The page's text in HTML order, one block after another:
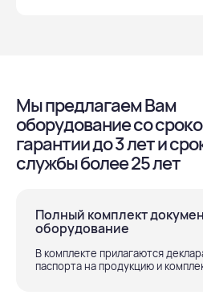
Мы предлагаем Вам
оборудование со
гарантии до 3 лет и
службы более 25 лет
Полный комплект
оборудование
В комплекте прилагаются
паспорта на продукцию и